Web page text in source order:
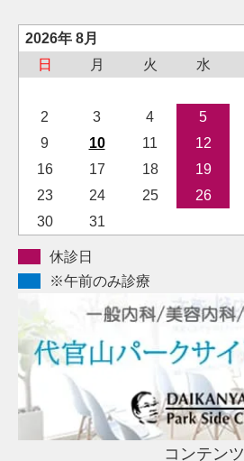
2026年 8月
日
月 火 水
2
3 4 5
9
10 11 12
16
17 18 19
23
24 25 26
30
31
休診日
※午前のみ診療
コンテンツ